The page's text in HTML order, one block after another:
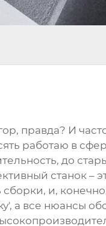
правда? И
работаю в
до
станок –
и,
а все нюансы